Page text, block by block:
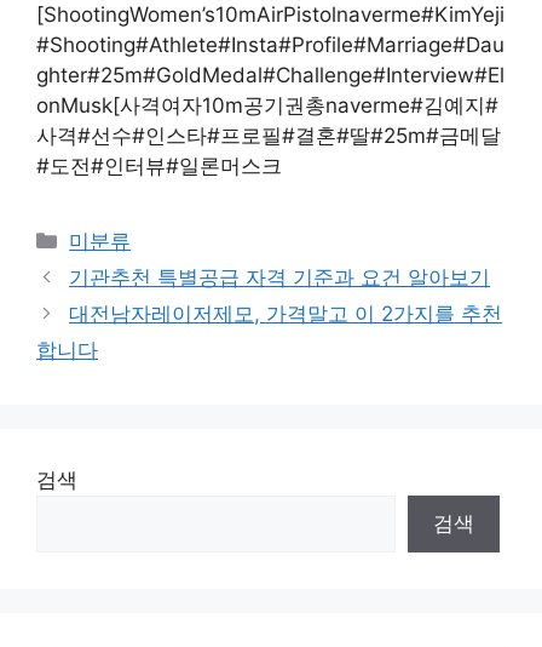
[ShootingWomen’s10mAirPistolnaverme#KimYeji
#Shooting#Athlete#Insta#Profile#Marriage#Dau
ghter#25m#GoldMedal#Challenge#Interview#El
onMusk[사격여자10m공기권총naverme#김예지#
사격#선수#인스타#프로필#결혼#딸#25m#금메달
#도전#인터뷰#일론머스크
Categories
미분류
기관추천 특별공급 자격 기준과 요건 알아보기
대전남자레이저제모, 가격말고 이 2가지를 추천
합니다
검색
검색